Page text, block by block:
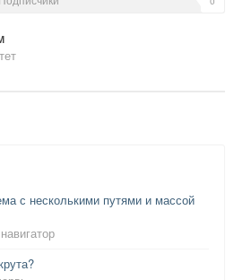
с несколькими путями и массой